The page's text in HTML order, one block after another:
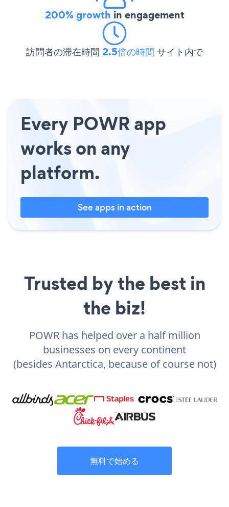
200% growth in engagement
訪問者の滞在時間 2.5倍の時間 サイト内で
Every POWR app
works on any
platform.
See apps in action
Trusted by the best in
the biz!
POWR has helped over a half million
businesses on every continent
(besides Antarctica, because of course not)
無料で始める